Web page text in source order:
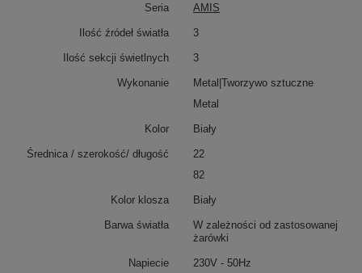
Seria AMIS
Ilość źródeł światła 3
Ilość sekcji świetlnych 3
Wykonanie
Metal|Tworzywo sztuczne
Metal
Kolor Biały
Średnica / szerokość/ długość
22
82
Kolor klosza Biały
Barwa światła
W zależności od zastosowanej
żarówki
Napiecie 230V - 50Hz